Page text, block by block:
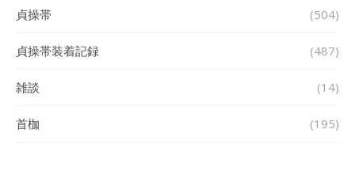
貞操帯 (504)
貞操帯装着記録 (487)
雑談 (14)
首枷 (195)